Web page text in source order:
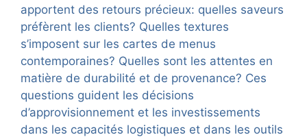
apportent des retours précieux: quelles saveurs
préfèrent les clients? Quelles textures
s’imposent sur les cartes de menus
contemporaines? Quelles sont les attentes en
matière de durabilité et de provenance? Ces
questions guident les décisions
d’approvisionnement et les investissements
dans les capacités logistiques et dans les outils